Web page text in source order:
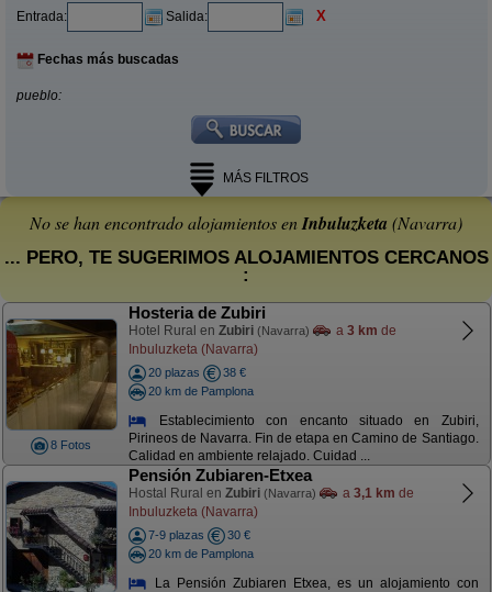
Entrada: Salida: X
Fechas más buscadas
pueblo:
MÁS FILTROS
No se han encontrado alojamientos enInbuluzketa (Navarra)
... PERO, TE SUGERIMOS ALOJAMIENTOS CERCANOS
:
8 Fotos
Hosteria de Zubiri
Hotel Rural en Zubiri (Navarra) a 3 km de
Inbuluzketa (Navarra)
20 plazas
38 €
20 km de Pamplona
Establecimiento con encanto situado en Zubiri,
Pirineos de Navarra. Fin de etapa en Camino de Santiago.
Calidad en ambiente relajado. Cuidad ...
Pensión Zubiaren-Etxea
Hostal Rural en Zubiri (Navarra) a 3,1 km de
Inbuluzketa (Navarra)
7-9 plazas
30 €
20 km de Pamplona
La Pensión Zubiaren Etxea, es un alojamiento con